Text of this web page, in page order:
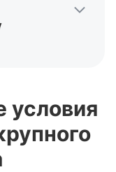
условия